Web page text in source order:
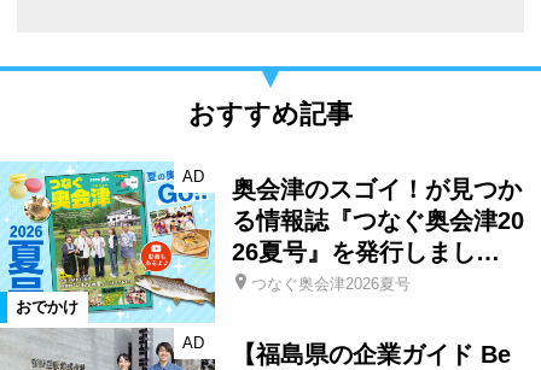
おすすめ記事
おでかけ
AD
奥会津のスゴイ！が見つか
る情報誌『つなぐ奥会津20
26夏号』を発行しまし…
つなぐ奥会津2026夏号
AD
【福島県の企業ガイド Be